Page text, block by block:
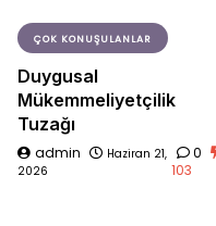
ÇOK KONUŞULANLAR
Duygusal
Mükemmeliyetçilik
Tuzağı
admin
Haziran 21,
2026
0
103